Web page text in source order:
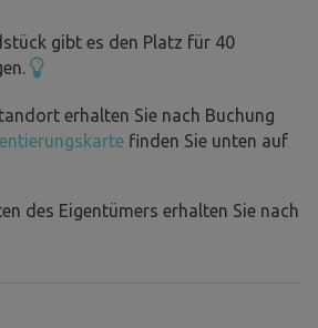
Ort, müssen Sie berücksichtigen,
Chlor behandelt. Veranstaltungen
sind auf FB :)
mit dem Komplex ist im
gibt es den Platz für 40
erhalten Sie nach Buchung
finden Sie unten auf
des Eigentümers erhalten Sie nach